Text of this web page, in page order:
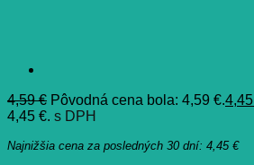
4,59€ Pôvodná cena bola: 4,59 €.4,45
4,45 €. s DPH
Najnižšia cena za posledných 30 dní: 4,45 €